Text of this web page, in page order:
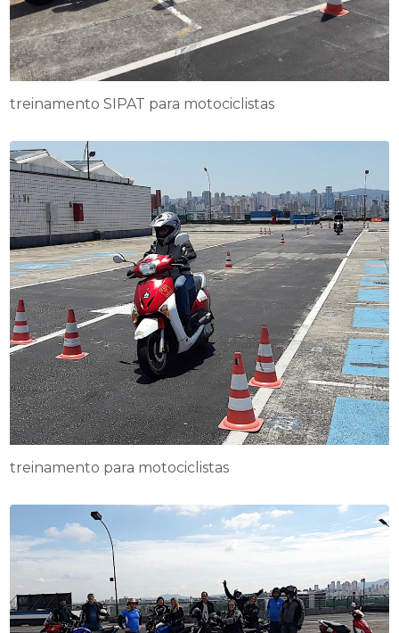
treinamento SIPAT para motociclistas
treinamento para motociclistas